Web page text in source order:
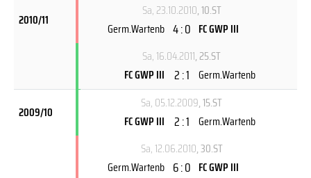
2010/11
Sa, 23.10.2010, 10.ST
Germ.Wartenb 4 : 0 FC GWP III
Sa, 16.04.2011, 25.ST
FC GWP III 2 : 1 Germ.Wartenb
2009/10
Sa, 05.12.2009, 15.ST
FC GWP III 2 : 1 Germ.Wartenb
Sa, 12.06.2010, 30.ST
Germ.Wartenb 6 : 0 FC GWP III